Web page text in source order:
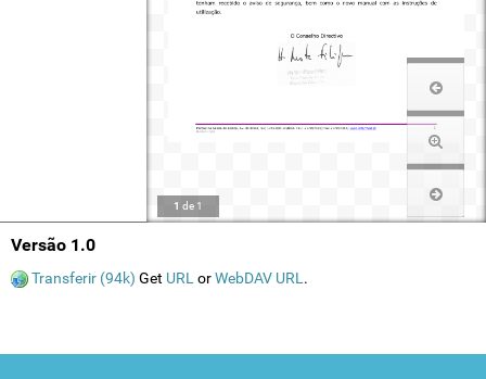
1 de 1
Versão 1.0
Transferir (94k) Get URL orWebDAV URL .